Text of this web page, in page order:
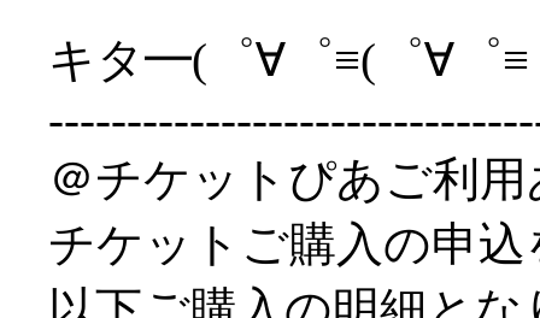
キタ━(゜∀゜≡(゜∀゜
＠チケットぴあご利
チケットご購入の申